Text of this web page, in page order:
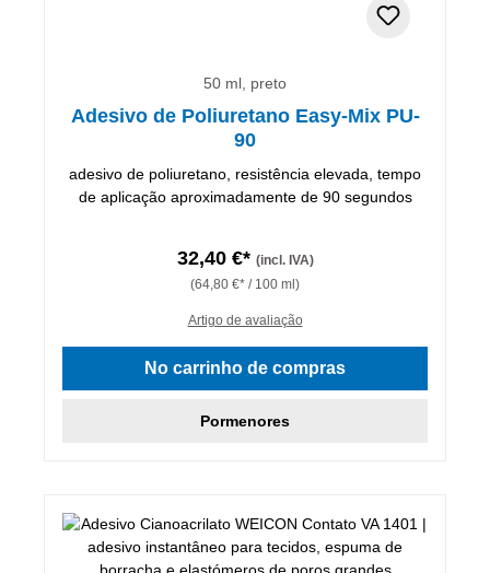
50 ml, preto
Adesivo de Poliuretano Easy-Mix PU-
90
‌adesivo de poliuretano, resistência elevada, tempo
de aplicação aproximadamente de 90 segundos
32,40 €* (incl. IVA)
(64,80 €* / 100 ml)
Artigo de avaliação
No carrinho de compras
Pormenores